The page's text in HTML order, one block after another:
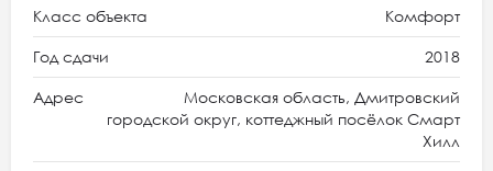
Класс объекта Комфорт
Год сдачи 2018
Адрес
Московская область, Дмитровский
городской округ, коттеджный посёлок Смарт
Хилл